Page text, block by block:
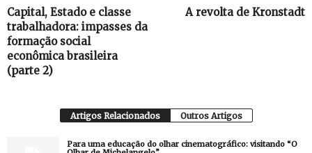
Capital, Estado e classe
trabalhadora: impasses da
formação social
econômica brasileira
(parte 2)
A revolta de Kronstadt
Artigos Relacionados Outros Artigos
Para uma educação do olhar cinematográfico: visitando “O